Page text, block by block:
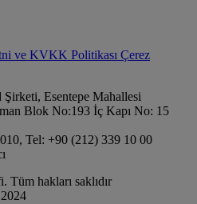
ve KVKK Politikası Çerez
Esentepe Mahallesi
Blok No:193 İç Kapı No: 15
Tel: +90 (212) 339 10 00
hakları saklıdır